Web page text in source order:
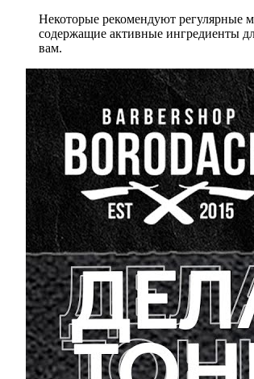
Некоторые рекомендуют регулярные
содержащие активные ингредиенты
вам.